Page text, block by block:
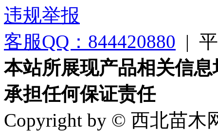
违规举报
客服QQ：844420880 |
本站所展现产品相关信
承担任何保证责任
Copyright by © 西北苗木